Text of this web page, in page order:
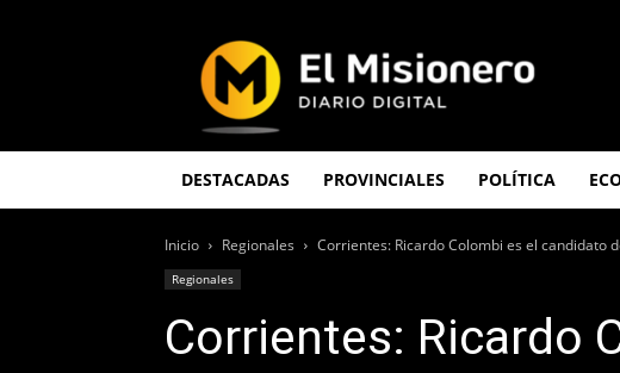
Misionero
DESTACADAS PROVINCIALES POLÍTICA
Inicio Regionales Corrientes: Ricardo Colombi es el candidato
Regionales
Corrientes: Ricardo